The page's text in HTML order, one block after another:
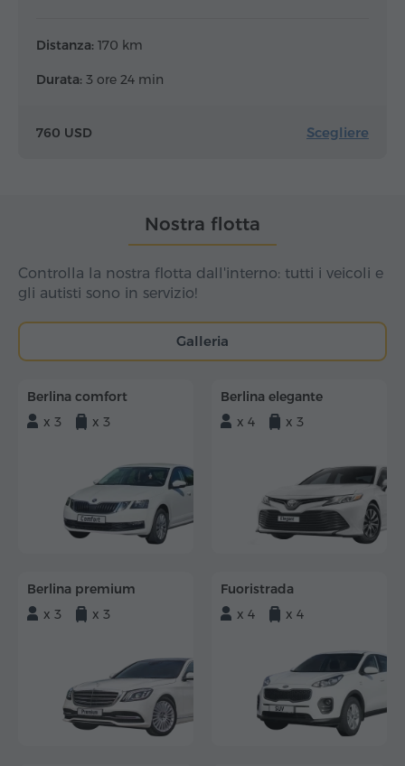
Distanza: 170 km
Durata: 3 ore 24 min
760 USD Scegliere
Nostra flotta
Controlla la nostra flotta dall'interno: tutti i veicoli e
gli autisti sono in servizio!
Galleria
Berlina comfort
x 3
x 3
Berlina elegante
x 4
x 3
Berlina premium
x 3
x 3
Fuoristrada
x 4
x 4